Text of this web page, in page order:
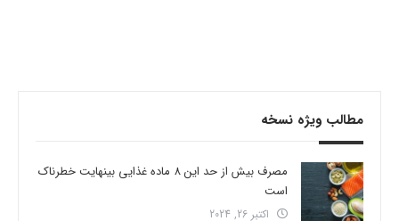
مطالب ویژه نسخه
مصرف بیش از حد این 8 ماده غذایی بینهایت خطرناک
است
اکتبر 26, 2024